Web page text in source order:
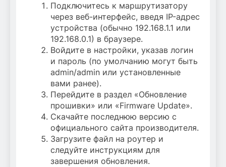
Подключитесь к маршрутизатору
через веб-интерфейс, введя IP-адрес
устройства (обычно 192.168.1.1 или
192.168.0.1) в браузере.
Войдите в настройки, указав логин
и пароль (по умолчанию могут быть
admin/admin или установленные
вами ранее).
Перейдите в раздел «Обновление
прошивки» или «Firmware Update».
Скачайте последнюю версию с
официального сайта производителя.
Загрузите файл на роутер и
следуйте инструкциям для
завершения обновления.